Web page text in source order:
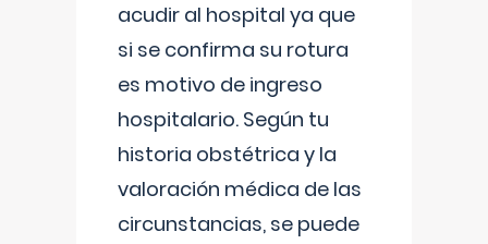
acudir al hospital ya que
si se confirma su rotura
es motivo de ingreso
hospitalario. Según tu
historia obstétrica y la
valoración médica de las
circunstancias, se puede